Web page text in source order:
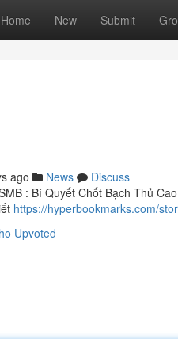
Home New Submit
ago News
Discuss
: Bí Quyết Chốt Bạch Thủ
https://hyperbookmarks.com/
Upvoted